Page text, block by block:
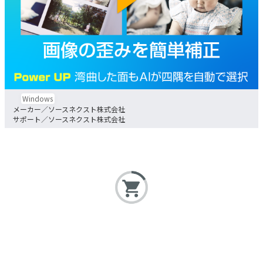
Windows
ソースネクスト株式会社
ソースネクスト株式会社